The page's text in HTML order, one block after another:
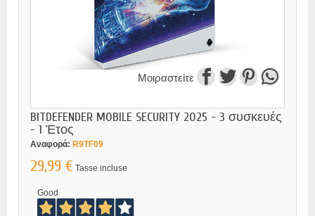
Μοιραστείτε
BITDEFENDER MOBILE SECURITY 2025 - 3 συσκευές
- 1 Έτος
Αναφορά: R9TF09
29,99 € Tasse incluse
Good